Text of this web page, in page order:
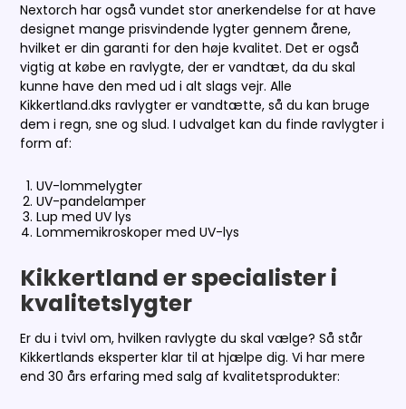
Nextorch har også vundet stor anerkendelse for at have
designet mange prisvindende lygter gennem årene,
hvilket er din garanti for den høje kvalitet. Det er også
vigtig at købe en ravlygte, der er vandtæt, da du skal
kunne have den med ud i alt slags vejr. Alle
Kikkertland.dks ravlygter er vandtætte, så du kan bruge
dem i regn, sne og slud. I udvalget kan du finde ravlygter i
form af:
UV-lommelygter
UV-pandelamper
Lup med UV lys
Lommemikroskoper med UV-lys
Kikkertland er specialister i
kvalitetslygter
Er du i tvivl om, hvilken ravlygte du skal vælge? Så står
Kikkertlands eksperter klar til at hjælpe dig. Vi har mere
end 30 års erfaring med salg af kvalitetsprodukter: